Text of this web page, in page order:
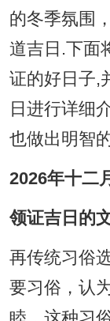
的冬季氛围
道吉日.下面
证的好日子,
日进行详细
也做出明智
2026年十二
领证吉日的
再传统习俗
要习俗，认